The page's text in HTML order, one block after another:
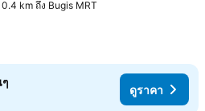
0.4 km ถึง Bugis MRT
ดูราคา